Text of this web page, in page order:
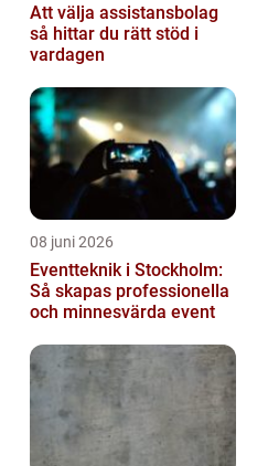
Att välja assistansbolag
så hittar du rätt stöd i
vardagen
08 juni 2026
Eventteknik i Stockholm:
Så skapas professionella
och minnesvärda event